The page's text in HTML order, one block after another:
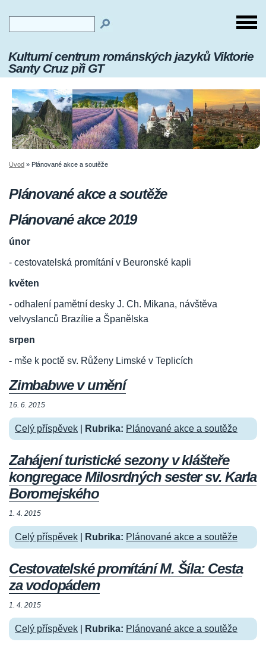
Kulturní centrum románských jazyků Viktorie
Santy Cruz při GT
Úvod » Plánované akce a soutěže
Plánované akce a soutěže
Plánované akce 2019
únor
- cestovatelská promítání v Beuronské kapli
květen
- odhalení pamětní desky J. Ch. Mikana, návštěva
velvyslanců Brazílie a Španělska
srpen
- mše k poctě sv. Růženy Limské v Teplicích
Zimbabwe v umění
16. 6. 2015
Celý příspěvek Rubrika: Plánované akce a soutěže
Zahájení turistické sezony v klášteře
kongregace Milosrdných sester sv. Karla
Boromejského
1. 4. 2015
Celý příspěvek Rubrika: Plánované akce a soutěže
Cestovatelské promítání M. Šíla: Cesta
za vodopádem
1. 4. 2015
Celý příspěvek Rubrika: Plánované akce a soutěže